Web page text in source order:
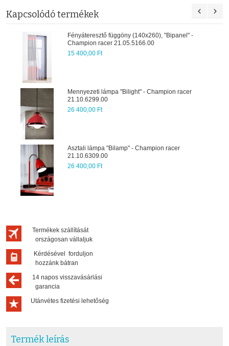
Kapcsolódó termékek
Fényáteresztő függöny (140x260), "Bipanel" -
Champion racer 21.05.5166.00
15 400,00 Ft
Mennyezeti lámpa "Bilight" - Champion racer
21.10.6299.00
26 400,00 Ft
Asztali lámpa "Bilamp" - Champion racer
21.10.6309.00
26 400,00 Ft
Termékek szállítását
országosan vállaljuk
Kérdésével forduljon
hozzánk bátran
14 napos visszavásárlási
garancia
Utánvétes fizetési lehetőség
Termék leírás